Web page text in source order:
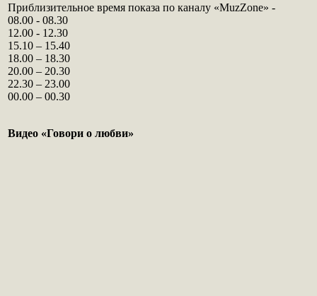
Приблизительное время показа по каналу «MuzZone» -
08.00 - 08.30
12.00 - 12.30
15.10 – 15.40
18.00 – 18.30
20.00 – 20.30
22.30 – 23.00
00.00 – 00.30
Видео «Говори о любви»